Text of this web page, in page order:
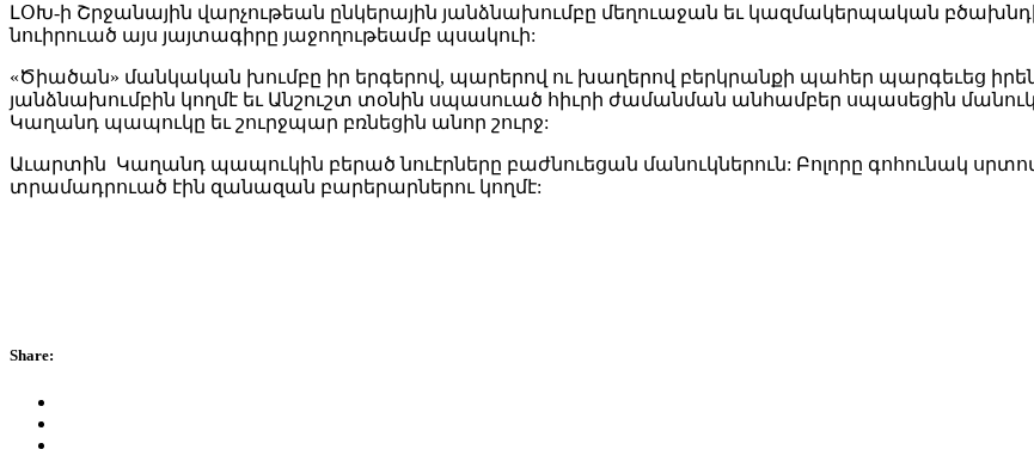
ԼՕԽ-ի Շրջանային վարչութեան ընկերային յանձնախումբը մեղուաջան եւ կազմակերպական
նուիրուած այս յայտագիրը յաջողութեամբ պսակուի:
«Ծիածան» մանկական խումբը իր երգերով, պարերով ու խաղերով բերկրանքի պահեր պարգեւեց
յանձնախումբին կողմէ եւ Անշուշտ տօնին սպասուած հիւրի ժամանման անհամբեր սպասեցին
Կաղանդ պապուկը եւ շուրջպար բռնեցին անոր շուրջ:
Աւարտին Կաղանդ պապուկին բերած նուէրները բաժնուեցան մանուկներուն: Բոլորը գոհունակ սրտով
տրամադրուած էին զանազան բարերարներու կողմէ:
Share: